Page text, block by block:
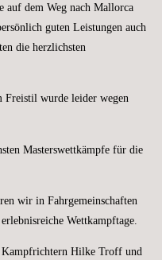
auf dem Weg nach Mallorca
guten Leistungen auch
die herzlichsten
wurde leider wegen
Masterswettkämpfe für die
wir in Fahrgemeinschaften
Wettkampftage.
Kampfrichtern Hilke Troff und